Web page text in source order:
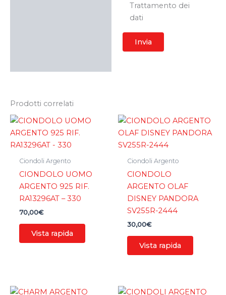
Trattamento dei
dati
Prodotti correlati
Ciondoli Argento
CIONDOLO UOMO
ARGENTO 925 RIF.
RA13296AT – 330
70,00€
Vista rapida
Ciondoli Argento
CIONDOLO
ARGENTO OLAF
DISNEY PANDORA
SV255R-2444
30,00€
Vista rapida